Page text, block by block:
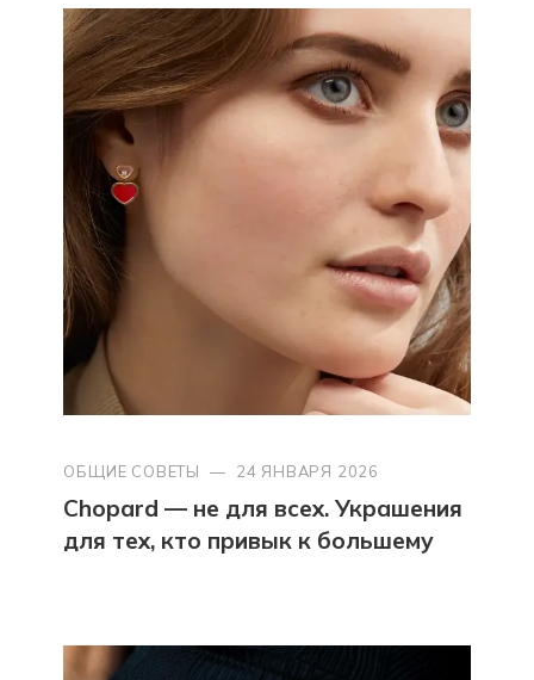
ОБЩИЕ СОВЕТЫ — 24 ЯНВАРЯ 2026
Chopard — не для всех. Украшения
для тех, кто привык к большему